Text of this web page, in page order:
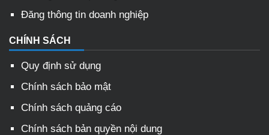
Đăng thông tin doanh nghiệp
CHÍNH SÁCH
Quy định sử dụng
Chính sách bảo mật
Chính sách quảng cáo
Chính sách bản quyền nội dung